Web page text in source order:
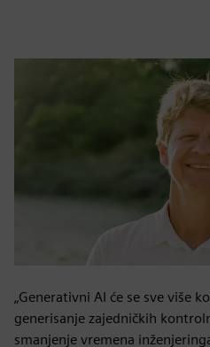
„Generativni AI će se sve više
generisanje zajedničkih
smanjenje vremena